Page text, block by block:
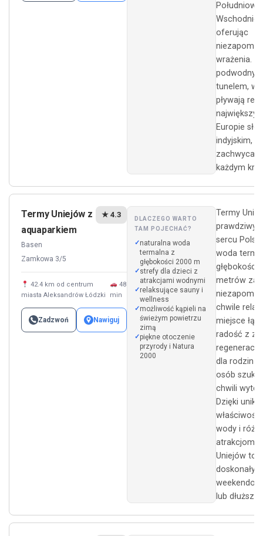
Wschodniej,
oferując
wrażenia. Z
tunelem, w
pływają
Europie
indyjskim,
zachwyca
każdym
Termy Uniejów z
aquaparkiem
Basen
Zamkowa 3/5
★ 4.3
42.4 km od centrum
miasta Aleksandrów Łódzki
48
min
Zadzwoń Nawiguj
DLACZEGO WARTO
TAM POJECHAĆ?
naturalna woda
termalna z
głębokości 2000 m
strefy dla dzieci z
atrakcjami wodnymi
relaksujące sauny i
wellness
możliwość kąpieli na
świeżym powietrzu
zimą
piękne otoczenie
przyrody i Natura
2000
Termy
prawdziwy
sercu
woda
głębokości
metrów
chwile
miejsce
radość z
dla rodzin
osób
chwili
Dzięki
wody i
atrakcjom,
Uniejów to
doskonały
lub dłuższy